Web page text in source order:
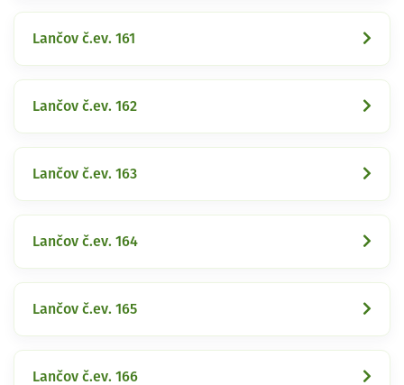
Lančov č.ev. 161
Lančov č.ev. 162
Lančov č.ev. 163
Lančov č.ev. 164
Lančov č.ev. 165
Lančov č.ev. 166